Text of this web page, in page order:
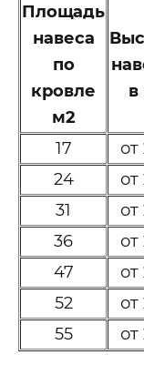
Площадь
навеса
по
кровле
м2
в
17 от
24
от
31
от
36
от
47
от
52
от
55
от